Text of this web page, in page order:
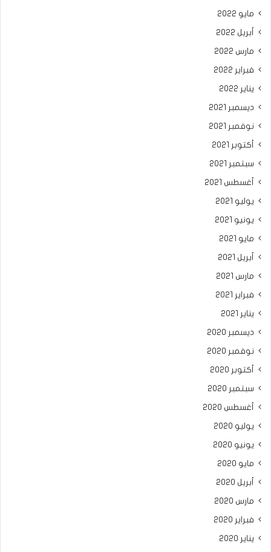
مايو 2022
أبريل 2022
مارس 2022
فبراير 2022
يناير 2022
ديسمبر 2021
نوفمبر 2021
أكتوبر 2021
سبتمبر 2021
أغسطس 2021
يوليو 2021
يونيو 2021
مايو 2021
أبريل 2021
مارس 2021
فبراير 2021
يناير 2021
ديسمبر 2020
نوفمبر 2020
أكتوبر 2020
سبتمبر 2020
أغسطس 2020
يوليو 2020
يونيو 2020
مايو 2020
أبريل 2020
مارس 2020
فبراير 2020
يناير 2020